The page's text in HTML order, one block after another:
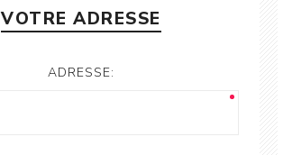
VOTRE ADRESSE
ADRESSE: